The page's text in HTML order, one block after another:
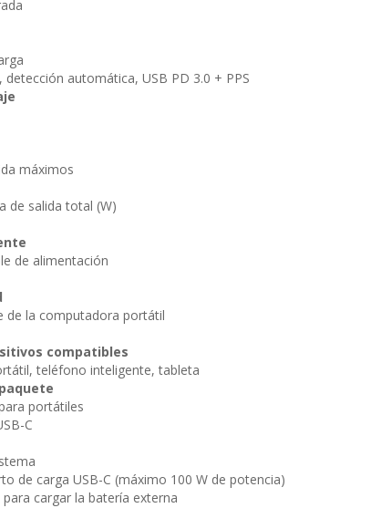
detección automática, USB PD 3.0 + PPS
máximos
de salida total (W)
de alimentación
de la computadora portátil
compatibles
teléfono inteligente, tableta
portátiles
C
de carga USB-C (máximo 100 W de potencia)
para cargar la batería externa